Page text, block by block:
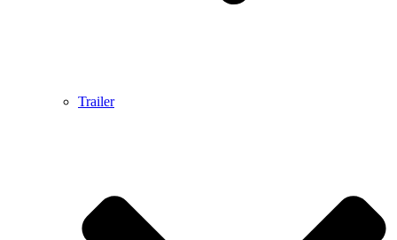
Trailer